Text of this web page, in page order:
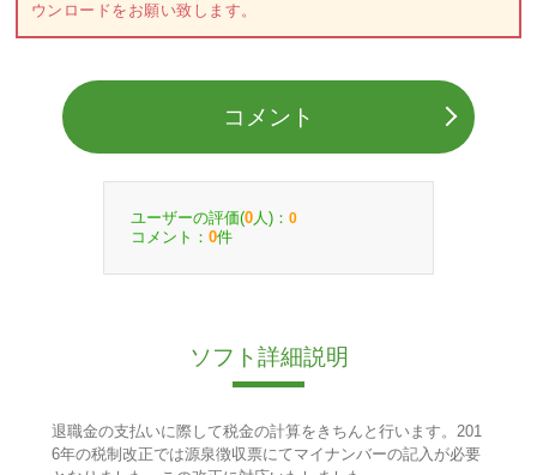
ウンロードをお願い致します。
コメント
ユーザーの評価(0 人)： 0
コメント： 0件
ソフト詳細説明
退職金の支払いに際して税金の計算をきちんと行います。201
6年の税制改正では源泉徴収票にてマイナンバーの記入が必要